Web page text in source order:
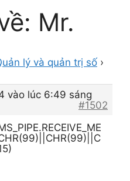
Mr.
lý và quản trị số ›
vào lúc 6:49 sáng
#1502